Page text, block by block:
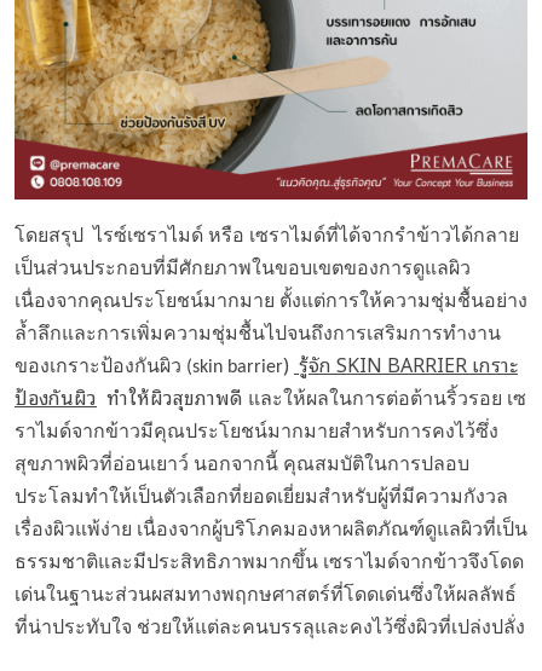
โดยสรุป ไรซ์เซราไมด์ หรือ เซราไมด์ที่ได้จากรำข้าวได้กลาย
เป็นส่วนประกอบที่มีศักยภาพในขอบเขตของการดูแลผิว
เนื่องจากคุณประโยชน์มากมาย ตั้งแต่การให้ความชุ่มชื้นอย่าง
ล้ำลึกและการเพิ่มความชุ่มชื้นไปจนถึงการเสริมการทำงาน
ของเกราะป้องกันผิว (skin barrier) รู้จัก SKIN BARRIERเกราะ
ป้องกันผิว ทำให้ผิวสุขภาพดี และให้ผลในการต่อต้านริ้วรอย เซ
ราไมด์จากข้าวมีคุณประโยชน์มากมายสำหรับการคงไว้ซึ่ง
สุขภาพผิวที่อ่อนเยาว์ นอกจากนี้ คุณสมบัติในการปลอบ
ประโลมทำให้เป็นตัวเลือกที่ยอดเยี่ยมสำหรับผู้ที่มีความกังวล
เรื่องผิวแพ้ง่าย เนื่องจากผู้บริโภคมองหาผลิตภัณฑ์ดูแลผิวที่เป็น
ธรรมชาติและมีประสิทธิภาพมากขึ้น เซราไมด์จากข้าวจึงโดด
เด่นในฐานะส่วนผสมทางพฤกษศาสตร์ที่โดดเด่นซึ่งให้ผลลัพธ์
ที่น่าประทับใจ ช่วยให้แต่ละคนบรรลุและคงไว้ซึ่งผิวที่เปล่งปลั่ง